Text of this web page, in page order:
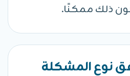
ذلك ممكنًا.
نوع المشكلة